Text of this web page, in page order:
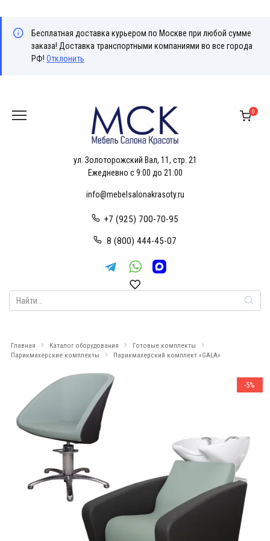
Бесплатная доставка курьером по Москве при любой сумме
заказа! Доставка транспортными компаниями во все города
РФ! Отклонить
содержанию
ул. Золоторожский Вал, 11, стр. 21
Ежедневно с 9:00 до 21:00
info@mebelsalonakrasoty.ru
+7 (925) 700-70-95
8 (800) 444-45-07
0
Search
for:
Главная Каталог оборудования
Готовые комплекты
Парикмахерские комплекты
Парикмахерский комплект «GALA»
-5%